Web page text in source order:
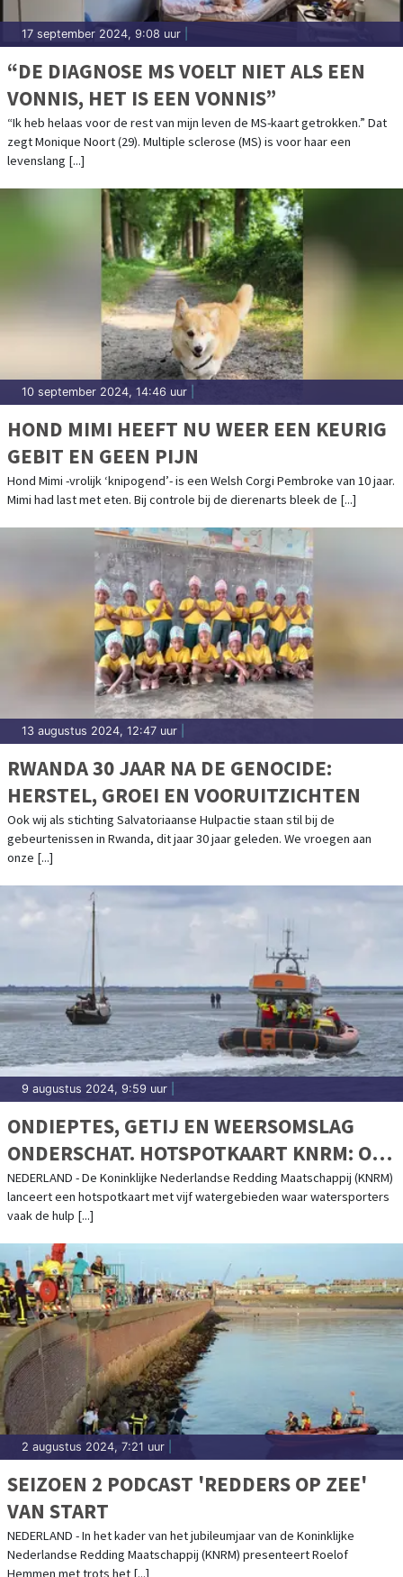
17 september 2024, 9:08 uur
“DE DIAGNOSE MS VOELT NIET ALS EEN
VONNIS, HET IS EEN VONNIS”
“Ik heb helaas voor de rest van mijn leven de MS-kaart getrokken.” Dat
zegt Monique Noort (29). Multiple sclerose (MS) is voor haar een
levenslang [...]
10 september 2024, 14:46 uur
HOND MIMI HEEFT NU WEER EEN KEURIG
GEBIT EN GEEN PIJN
Hond Mimi -vrolijk ‘knipogend’- is een Welsh Corgi Pembroke van 10 jaar.
Mimi had last met eten. Bij controle bij de dierenarts bleek de [...]
13 augustus 2024, 12:47 uur
RWANDA 30 JAAR NA DE GENOCIDE:
HERSTEL, GROEI EN VOORUITZICHTEN
Ook wij als stichting Salvatoriaanse Hulpactie staan stil bij de
gebeurtenissen in Rwanda, dit jaar 30 jaar geleden. We vroegen aan
onze [...]
9 augustus 2024, 9:59 uur
ONDIEPTES, GETIJ EN WEERSOMSLAG
ONDERSCHAT. HOTSPOTKAART KNRM: OP
DEZE PLEKKEN RAKEN WATERSPORTERS
IN PROBLEMEN.
NEDERLAND - De Koninklijke Nederlandse Redding Maatschappij (KNRM)
lanceert een hotspotkaart met vijf watergebieden waar watersporters
vaak de hulp [...]
2 augustus 2024, 7:21 uur
SEIZOEN 2 PODCAST 'REDDERS OP ZEE'
VAN START
NEDERLAND - In het kader van het jubileumjaar van de Koninklijke
Nederlandse Redding Maatschappij (KNRM) presenteert Roelof
Hemmen met trots het [...]